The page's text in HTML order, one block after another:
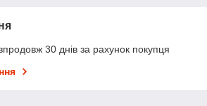
30 днів за рахунок покупця